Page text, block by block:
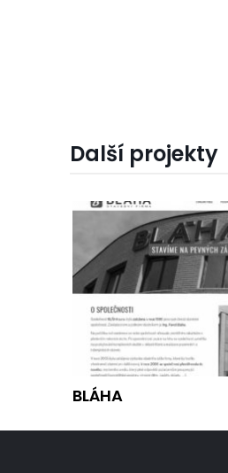
Další projekty
BLÁHA